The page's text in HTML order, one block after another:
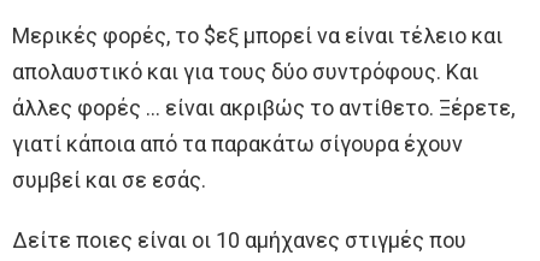
Μερικές φορές, το $εξ μπορεί να είναι τέλειο και
απολαυστικό και για τους δύο συντρόφους. Και
άλλες φορές … είναι ακριβώς το αντίθετο. Ξέρετε,
γιατί κάποια από τα παρακάτω σίγουρα έχουν
συμβεί και σε εσάς.
Δείτε ποιες είναι οι 10 αμήχανες στιγμές που